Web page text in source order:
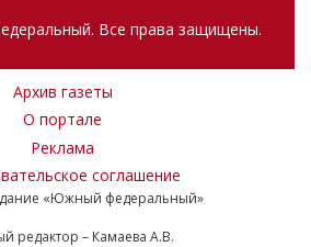
Все права защищены.
Архив газеты
О портале
Реклама
соглашение
«Южный федеральный»
редактор – Камаева А.В.